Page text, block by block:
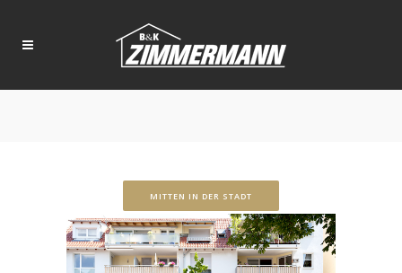
MITTEN IN DER STADT